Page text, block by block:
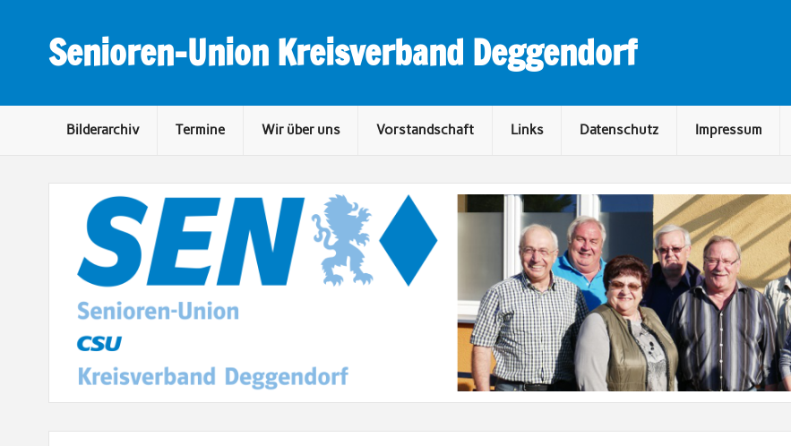
Senioren-Union Kreisverband Deggendorf
Bilderarchiv Termine Wir über uns Vorstandschaft Links Datenschutz Impressum